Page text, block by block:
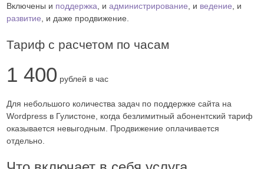
Включены и поддержка , и администрирование , и ведение , и
развитие , и даже продвижение.
Тариф с расчетом по часам
1 400 рублей в час
Для небольшого количества задач по поддержке сайта на
Wordpress в Гулистоне, когда безлимитный абонентский тариф
оказывается невыгодным. Продвижение оплачивается
отдельно.